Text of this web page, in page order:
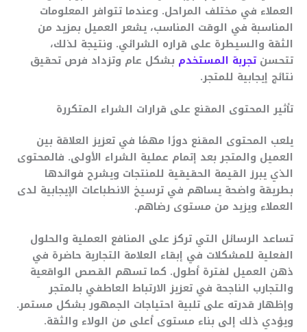
العملاء في مختلف المراحل. وعندما تتوافر المعلومات
المناسبة في الوقت المناسب، يشعر العميل بمزيد من
الثقة والسيطرة على قراره الشرائي. ونتيجة لذلك،
تتحسن تجربة المستخدم بشكل عام وتزداد فرص تحقيق
نتائج إيجابية للمتجر.
تأثير المحتوى المقنع على قرارات الشراء المتكررة
يلعب المحتوى المقنع دورًا مهمًا في تعزيز العلاقة بين
العميل والمتجر بعد إتمام عملية الشراء الأولى. فالمحتوى
الذي يبرز القيمة الحقيقية للمنتجات ويشرح فوائدها
بطريقة واضحة يساهم في ترسيخ الانطباعات الإيجابية لدى
العملاء ويزيد من مستوى رضاهم.
تساعد الرسائل التي تركز على المنافع العملية والحلول
الفعلية للمشكلات في إبقاء العلامة التجارية حاضرة في
ذهن العميل لفترة أطول. كما تسهم القصص الواقعية
والتجارب الناجحة في تعزيز الارتباط العاطفي بالمتجر
وإظهار قدرته على تلبية احتياجات الجمهور بشكل مستمر.
ويؤدي ذلك إلى بناء مستوى أعلى من الولاء والثقة.